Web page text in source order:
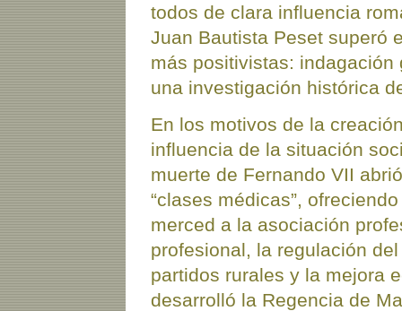
todos de clara influencia
Juan Bautista Peset superó
más positivistas:
una investigación histórica
En los motivos de la
influencia de la situación
muerte de Fernando VII
“clases médicas”,
merced a la asociación
profesional, la regulación
partidos rurales y la mejora
desarrolló la Regencia de